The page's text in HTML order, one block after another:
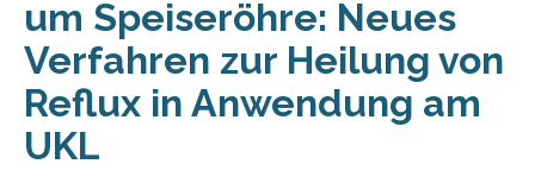
um Speiseröhre: Neues
Verfahren zur Heilung von
Reflux in Anwendung am
UKL